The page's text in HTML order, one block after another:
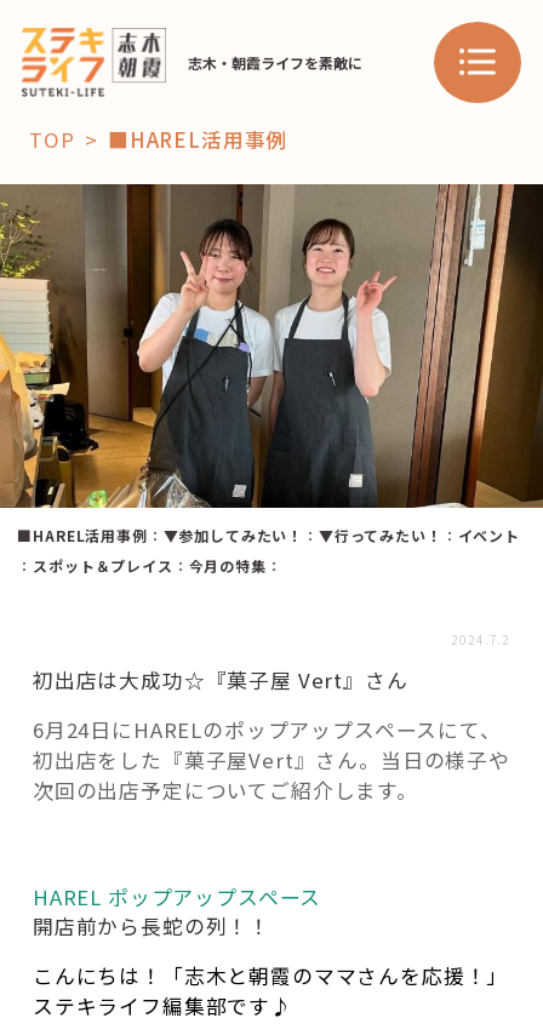
志木・朝霞ライフを素敵に
「コト」
子育て
暮らし
おすすめ
スポット 学び・教育
「場」
HAREL HAREL
活用事例
fleXe リノベ事例
協賛・協力店
TOP ■HAREL活用事例
■HAREL活用事例 ： ▼参加してみたい！ ： ▼行ってみたい！ ： イベント
： スポット＆プレイス ： 今月の特集 ：
2024.7.2
初出店は大成功☆『菓子屋 Vert』さん
6月24日にHARELのポップアップスペースにて、
初出店をした『菓子屋Vert』さん。当日の様子や
次回の出店予定についてご紹介します。
HAREL ポップアップスペース
開店前から長蛇の列！！
こんにちは！「志木と朝霞のママさんを応援！」
ステキライフ編集部です♪